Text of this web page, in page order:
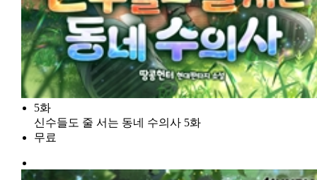
5화
신수들도 줄 서는 동네 수의사 5화
무료